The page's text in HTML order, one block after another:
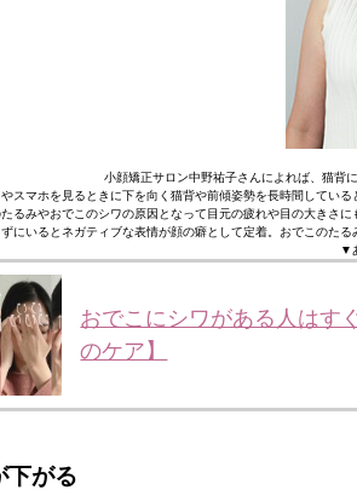
小顔矯正サロン中野祐子さんによれば、猫背
やスマホを見るときに下を向く猫背や前傾姿勢を長時間してい
るみやおでこのシワの原因となって目元の疲れや目の大きさ
にいるとネガティブな表情が顔の癖として定着。おでこのた
▼
おでこにシワがある人はす
のケア】
下がる